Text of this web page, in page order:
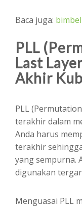
Baca juga:
PLL
Last
Akhir
PLL
terakhir dalam
Anda harus
terakhir
yang sempurna.
digunakan
Menguasai PLL